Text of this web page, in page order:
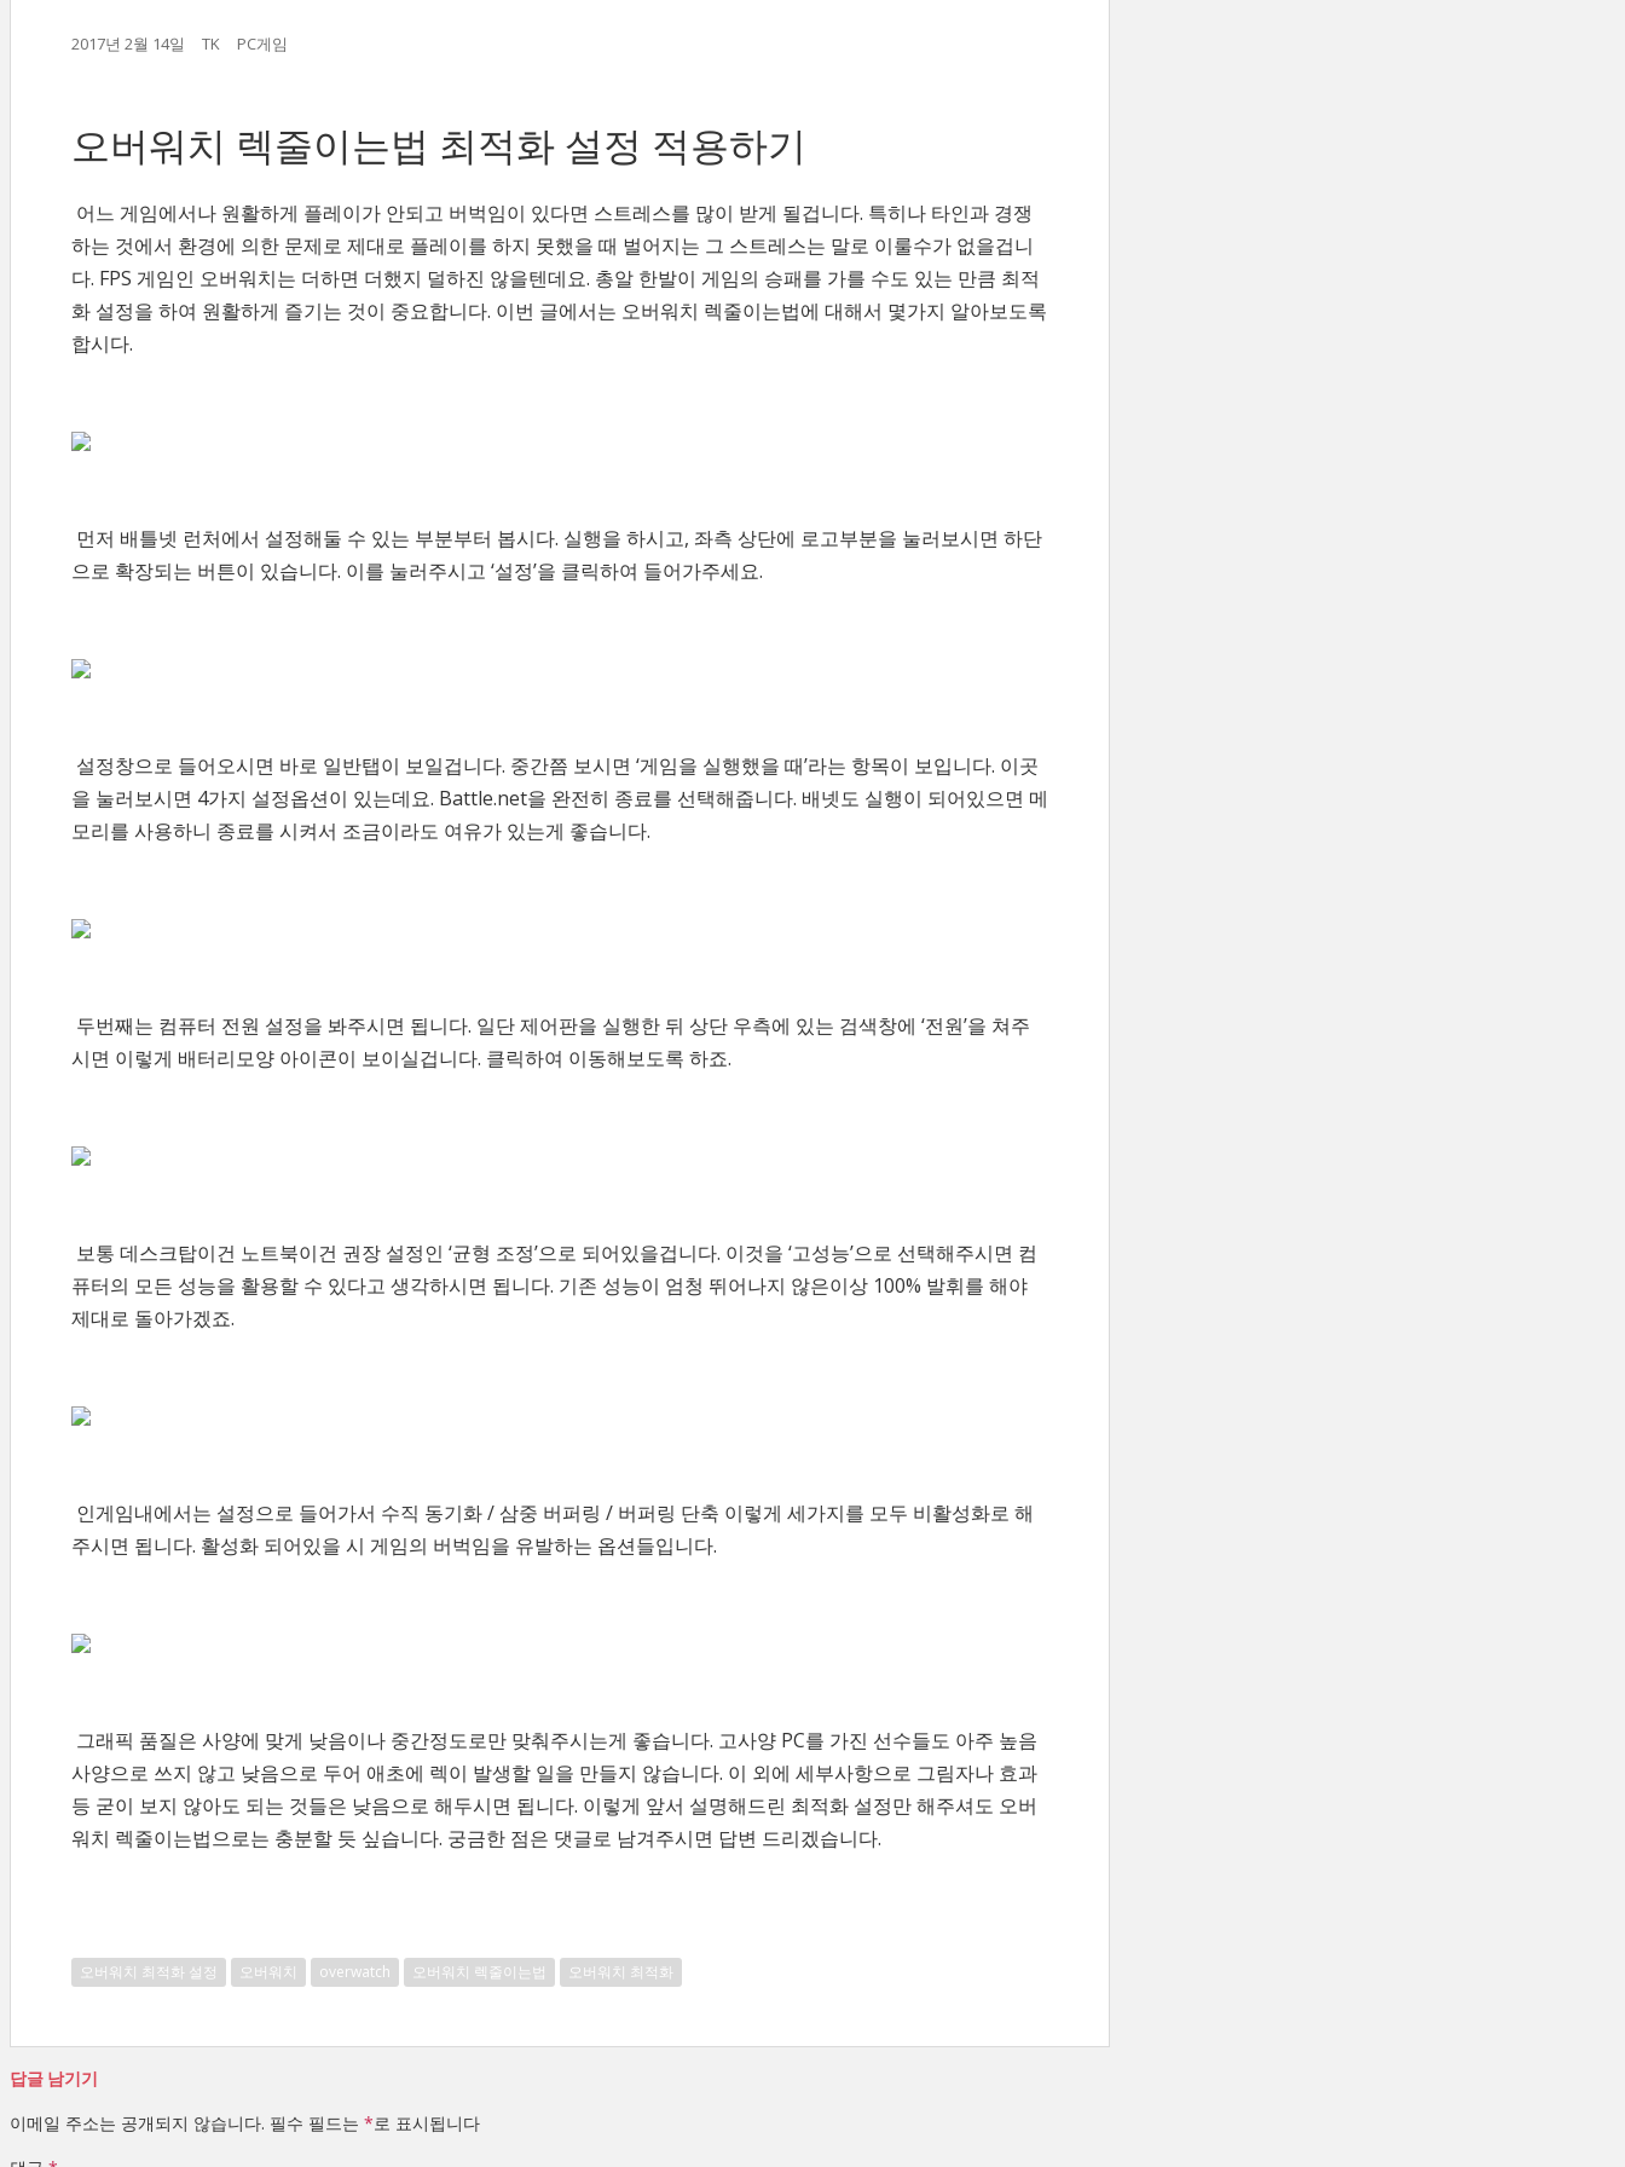
2017년 2월 14일 TK PC게임
오버워치 렉줄이는법 최적화 설정 적용하기
어느 게임에서나 원활하게 플레이가 안되고 버벅임이 있다면 스트레스를 많이 받게 될겁니다. 특히나 타인과 경쟁
하는 것에서 환경에 의한 문제로 제대로 플레이를 하지 못했을 때 벌어지는 그 스트레스는 말로 이룰수가 없을겁니
다. FPS 게임인 오버워치는 더하면 더했지 덜하진 않을텐데요. 총알 한발이 게임의 승패를 가를 수도 있는 만큼 최적
화 설정을 하여 원활하게 즐기는 것이 중요합니다. 이번 글에서는 오버워치 렉줄이는법에 대해서 몇가지 알아보도록
합시다.
먼저 배틀넷 런처에서 설정해둘 수 있는 부분부터 봅시다. 실행을 하시고, 좌측 상단에 로고부분을 눌러보시면 하단
으로 확장되는 버튼이 있습니다. 이를 눌러주시고 ‘설정’을 클릭하여 들어가주세요.
설정창으로 들어오시면 바로 일반탭이 보일겁니다. 중간쯤 보시면 ‘게임을 실행했을 때’라는 항목이 보입니다. 이곳
을 눌러보시면 4가지 설정옵션이 있는데요. Battle.net을 완전히 종료를 선택해줍니다. 배넷도 실행이 되어있으면 메
모리를 사용하니 종료를 시켜서 조금이라도 여유가 있는게 좋습니다.
두번째는 컴퓨터 전원 설정을 봐주시면 됩니다. 일단 제어판을 실행한 뒤 상단 우측에 있는 검색창에 ‘전원’을 쳐주
시면 이렇게 배터리모양 아이콘이 보이실겁니다. 클릭하여 이동해보도록 하죠.
보통 데스크탑이건 노트북이건 권장 설정인 ‘균형 조정’으로 되어있을겁니다. 이것을 ‘고성능’으로 선택해주시면 컴
퓨터의 모든 성능을 활용할 수 있다고 생각하시면 됩니다. 기존 성능이 엄청 뛰어나지 않은이상 100% 발휘를 해야
제대로 돌아가겠죠.
인게임내에서는 설정으로 들어가서 수직 동기화 / 삼중 버퍼링 / 버퍼링 단축 이렇게 세가지를 모두 비활성화로 해
주시면 됩니다. 활성화 되어있을 시 게임의 버벅임을 유발하는 옵션들입니다.
그래픽 품질은 사양에 맞게 낮음이나 중간정도로만 맞춰주시는게 좋습니다. 고사양 PC를 가진 선수들도 아주 높음
사양으로 쓰지 않고 낮음으로 두어 애초에 렉이 발생할 일을 만들지 않습니다. 이 외에 세부사항으로 그림자나 효과
등 굳이 보지 않아도 되는 것들은 낮음으로 해두시면 됩니다. 이렇게 앞서 설명해드린 최적화 설정만 해주셔도 오버
워치 렉줄이는법으로는 충분할 듯 싶습니다. 궁금한 점은 댓글로 남겨주시면 답변 드리겠습니다.
오버워치 최적화 설정 오버워치 overwatch 오버워치 렉줄이는법 오버워치 최적화
답글 남기기
이메일 주소는 공개되지 않습니다. 필수 필드는 *로 표시됩니다